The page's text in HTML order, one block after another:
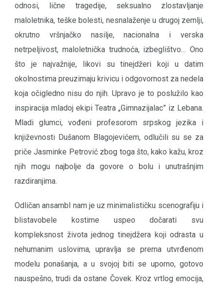
odnosi, lične tragedije, seksualno zlostavljanje
maloletnika, teške bolesti, nesnalaženje u drugoj zemlji,
okrutno vršnjačko nasilje, nacionalna i verska
netrpeljivost, maloletnička trudnoća, izbeglištvo… Ono
što je najvažnije, likovi su tinejdžeri koji u datim
okolnostima preuzimaju krivicu i odgovornost za nedela
koja očigledno nisu do njih. Upravo je to poslužilo kao
inspiracija mladoj ekipi Teatra „Gimnazijalac” iz Lebana.
Mladi glumci, vođeni profesorom srpskog jezika i
književnosti Dušanom Blagojevićem, odlučili su se za
priče Jasminke Petrović zbog toga što, kako kažu, kroz
njih mogu najbolje da govore o bolu i unutrašnjim
razdiranjima.
Odličan ansambl nam je uz minimalističku scenografiju i
blistavobele kostime uspeo dočarati svu
kompleksnost života jednog tinejdžera koji odrasta u
nehumanim uslovima, upravlja se prema utvrđenom
modelu ponašanja, a u svojoj biti se uporno, gotovo
nauspešno, trudi da ostane Čovek. Kroz vrtlog emocija,